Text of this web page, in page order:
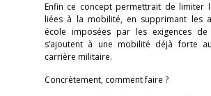
Enfin ce concept permettrait de limiter
liées à la mobilité, en supprimant les
école imposées par les exigences
s’ajoutent à une mobilité déjà forte
carrière militaire.
Concrètement, comment faire ?